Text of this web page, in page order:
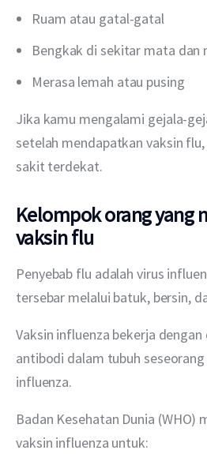
Ruam atau gatal-gatal
Bengkak di sekitar mata dan
Merasa lemah atau pusing
Jika kamu mengalami gejala-
setelah mendapatkan vaksin
sakit terdekat.
Kelompok orang yang
vaksin flu
Penyebab flu adalah virus
tersebar melalui batuk, bersin,
Vaksin influenza bekerja
antibodi dalam tubuh
influenza.
Badan Kesehatan Dunia (WHO)
vaksin influenza untuk: